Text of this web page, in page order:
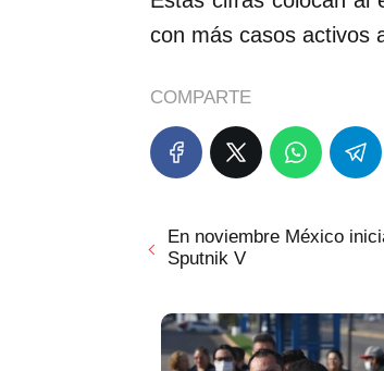
con más casos activos
COMPARTE
En noviembre México
Sputnik V